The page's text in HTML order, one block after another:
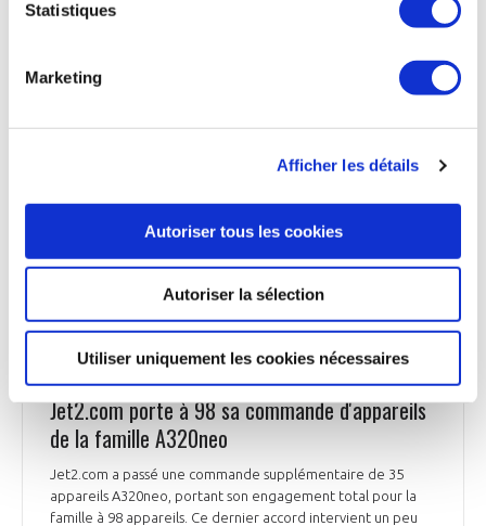
Statistiques
Marketing
Afficher les détails
Autoriser tous les cookies
Autoriser la sélection
Utiliser uniquement les cookies nécessaires
structure du marché, ainsi que du fait que la nouvelle entité
n’aurait pas la capacité de verrouiller l’accès des potentiels
systèmes d’armes laser. La transaction a été examinée dans
le cadre de la procédure normale de contrôle des
INDUSTRIE
Jet2.com porte à 98 sa commande d'appareils
de la famille A320neo
Jet2.com a passé une commande supplémentaire de 35
appareils A320neo, portant son engagement total pour la
famille à 98 appareils. Ce dernier accord intervient un peu